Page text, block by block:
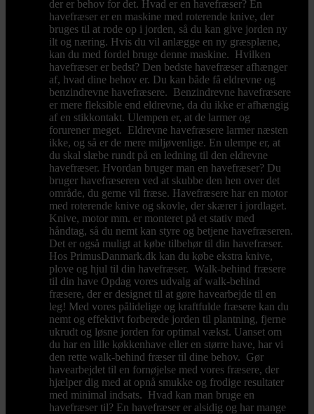
der er behov for det. Hvad er en havefræser? En
havefræser er en maskine med roterende knive, der
bruges til at rode op i jorden, så du kan give jorden ny
ilt og næring. Hvis du vil anlægge en ny græsplæne,
kan du med fordel bruge denne maskine. Hvilken
havefræser er bedst? Den bedste havefræser afhænger
af, hvad dine behov er. Du kan både få eldrevne og
benzindrevne havefræsere. Benzindrevne havefræsere
er mere fleksible end eldrevne, da du ikke er afhængig
af en stikkontakt. Ulempen er, at de larmer og
forurener meget. Eldrevne havefræsere larmer næsten
ikke, og så er de mere miljøvenlige. En ulempe er, at
du skal slæbe rundt på en ledning til den eldrevne
havefræser. Hvordan bruger man en havefræser? Du
bruger havefræseren ved at skubbe den hen over det
område, du gerne vil fræse. Havefræsere har en motor
med roterende knive og skovle, der skærer i jordlaget.
Knive, motor mm. er monteret på et stativ med
håndtag, så du nemt kan styre og betjene havefræseren.
Det er også muligt at købe tilbehør til din havefræser.
Hos PrimusDanmark.dk kan du købe ekstra knive,
plove og hjul til din havefræser. Walk-behind fræsere
til din have Opdag vores udvalg af walk-behind
fræsere, der er designet til at gøre havearbejde til en
leg! Med vores pålidelige og kraftfulde fræsere kan du
nemt og effektivt forberede jorden til plantning, fjerne
ukrudt og løsne jorden for optimal vækst. Uanset om
du har en lille køkkenhave eller en større have, har vi
den rette walk-behind fræser til dine behov. Gør
havearbejdet til en fornøjelse med vores fræsere, der
hjælper dig med at opnå smukke og frodige resultater
med minimal indsats. Hvad kan man bruge en
havefræser til? En havefræser er alsidig og har mange